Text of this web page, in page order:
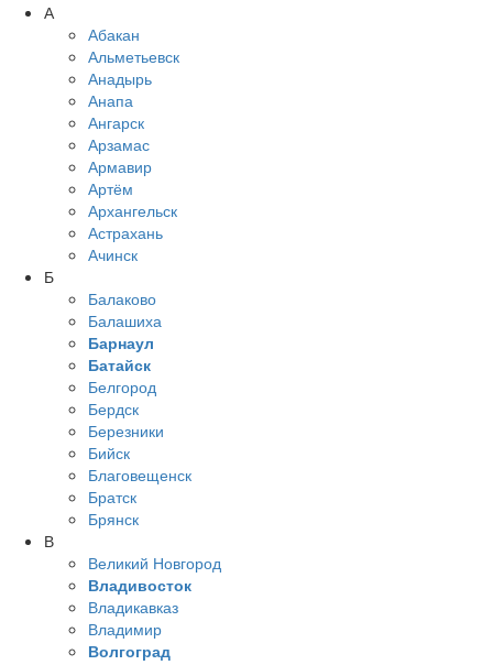
А
Абакан
Альметьевск
Анадырь
Анапа
Ангарск
Арзамас
Армавир
Артём
Архангельск
Астрахань
Ачинск
Б
Балаково
Балашиха
Барнаул
Батайск
Белгород
Бердск
Березники
Бийск
Благовещенск
Братск
Брянск
В
Великий Новгород
Владивосток
Владикавказ
Владимир
Волгоград